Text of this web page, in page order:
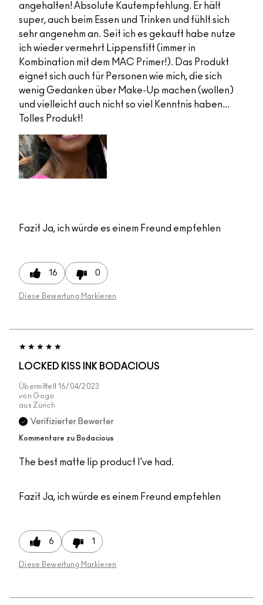
angehalten! Absolute Kaufempfehlung. Er hält
super, auch beim Essen und Trinken und fühlt sich
sehr angenehm an. Seit ich es gekauft habe nutze
ich wieder vermehrt Lippenstift (immer in
Kombination mit dem MAC Primer!). Das Produkt
eignet sich auch für Personen wie mich, die sich
wenig Gedanken über Make-Up machen (wollen)
und vielleicht auch nicht so viel Kenntnis haben...
Tolles Produkt!
Fazit Ja, ich würde es einem Freund empfehlen
16 0
Diese Bewertung Markieren
LOCKED KISS INK BODACIOUS
Übermittelt 16/04/2023
von Gogo
aus Zürich
Verifizierter Bewerter
Kommentare zu Bodacious
The best matte lip product I've had.
Fazit Ja, ich würde es einem Freund empfehlen
6 1
Diese Bewertung Markieren